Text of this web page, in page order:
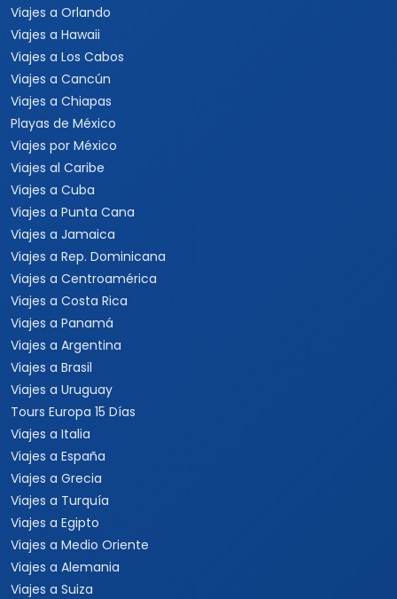
Viajes a Orlando
Viajes a Hawaii
Viajes a Los Cabos
Viajes a Cancún
Viajes a Chiapas
Playas de México
Viajes por México
Viajes al Caribe
Viajes a Cuba
Viajes a Punta Cana
Viajes a Jamaica
Viajes a Rep. Dominicana
Viajes a Centroamérica
Viajes a Costa Rica
Viajes a Panamá
Viajes a Argentina
Viajes a Brasil
Viajes a Uruguay
Tours Europa 15 Días
Viajes a Italia
Viajes a España
Viajes a Grecia
Viajes a Turquía
Viajes a Egipto
Viajes a Medio Oriente
Viajes a Alemania
Viajes a Suiza